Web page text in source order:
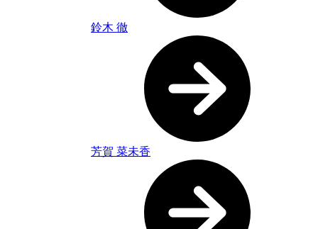
鈴木 徹
芳賀 菜未香